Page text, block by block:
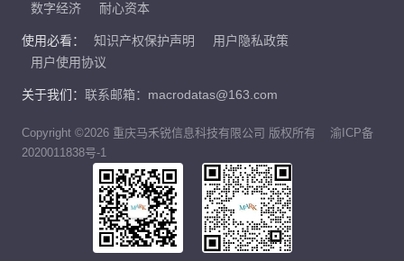
数字经济
耐心资本
使用必看： 知识产权保护声明
用户隐私政策
用户使用协议
关于我们： 联系邮箱：macrodatas@163.com
Copyright ©2026 重庆马禾锐信息科技有限公司 版权所有
渝ICP备
2020011838号-1